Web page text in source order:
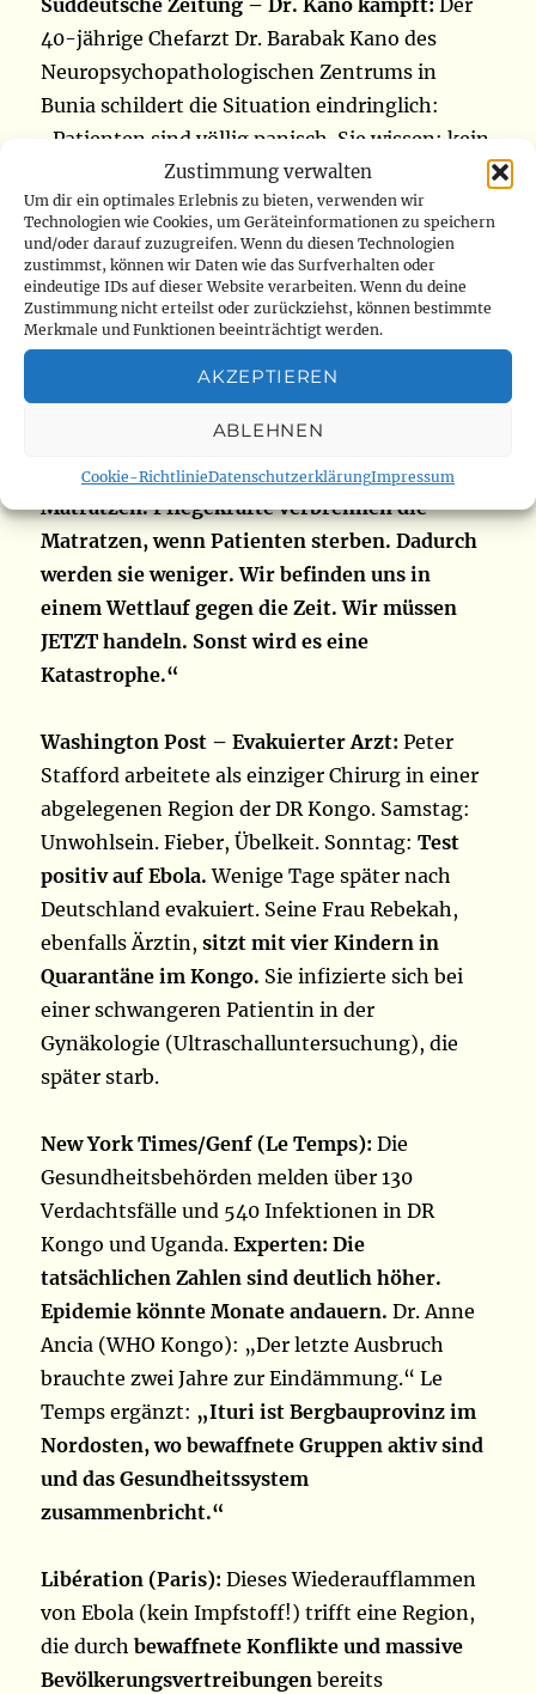
Zustimmung verwalten
Um dir ein optimales Erlebnis zu bieten, verwenden wir
Technologien wie Cookies, um Geräteinformationen zu speichern
und/oder darauf zuzugreifen. Wenn du diesen Technologien
zustimmst, können wir Daten wie das Surfverhalten oder
eindeutige IDs auf dieser Website verarbeiten. Wenn du deine
Zustimmung nicht erteilst oder zurückziehst, können bestimmte
Merkmale und Funktionen beeinträchtigt werden.
AKZEPTIEREN
ABLEHNEN
Cookie-RichtlinieDatenschutzerklärungImpressum
Süddeutsche Zeitung – Dr. Kano kämpft: Der
40-jährige Chefarzt Dr. Barabak Kano des
Neuropsychopathologischen Zentrums in
Bunia schildert die Situation eindringlich:
„Patienten sind völlig panisch. Sie wissen: kein
Impfstoff, keine Behandlung für Bundibugyo.
Blutproben müssen per Flugzeug nach
Kinshasa ins Labor – das Warten ist endlos. Es
gibt keine täglichen Flüge Bunia–Kinshasa. Die
Patienten sind verängstigt. Ein positives
Ergebnis verstärkt die Panik noch.“
Kano fasst zusammen:„Die Lage ist
katastrophal. Keine Isolierstationen. Alles
fehlt: Medikamente, Schutzkleidung, Betten,
Matratzen. Pflegekräfte verbrennen die
Matratzen, wenn Patienten sterben. Dadurch
werden sie weniger. Wir befinden uns in
einem Wettlauf gegen die Zeit. Wir müssen
JETZT handeln. Sonst wird es eine
Katastrophe.“
Washington Post – Evakuierter Arzt: Peter
Stafford arbeitete als einziger Chirurg in einer
abgelegenen Region der DR Kongo. Samstag:
Unwohlsein. Fieber, Übelkeit. Sonntag:Test
positiv auf Ebola. Wenige Tage später nach
Deutschland evakuiert. Seine Frau Rebekah,
ebenfalls Ärztin,sitzt mit vier Kindern in
Quarantäne im Kongo. Sie infizierte sich bei
einer schwangeren Patientin in der
Gynäkologie (Ultraschalluntersuchung), die
später starb.
New York Times/Genf (Le Temps): Die
Gesundheitsbehörden melden über 130
Verdachtsfälle und 540 Infektionen in DR
Kongo und Uganda.Experten: Die
tatsächlichen Zahlen sind deutlich höher.
Epidemie könnte Monate andauern. Dr. Anne
Ancia (WHO Kongo): „Der letzte Ausbruch
brauchte zwei Jahre zur Eindämmung.“ Le
Temps ergänzt: „Ituri ist Bergbauprovinz im
Nordosten, wo bewaffnete Gruppen aktiv sind
und das Gesundheitssystem
zusammenbricht.“
Libération (Paris): Dieses Wiederaufflammen
von Ebola (kein Impfstoff!) trifft eine Region,
die durchbewaffnete Konflikte und massive
Bevölkerungsvertreibungen bereits